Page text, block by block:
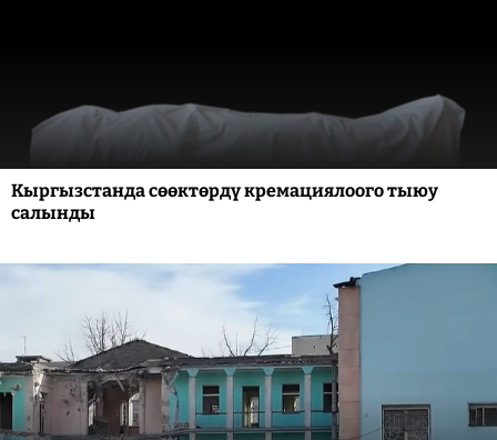
Кыргызстанда сөөктөрдү кремациялоого тыюу
салынды